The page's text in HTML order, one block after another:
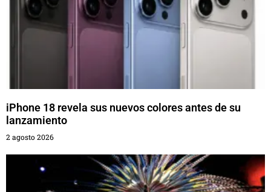
iPhone 18 revela sus nuevos colores antes de su
lanzamiento
2 agosto 2026